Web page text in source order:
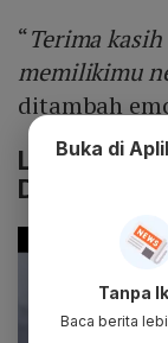
“Terima
memilikimu
ditambah
Lamaran
Dibanjiri
Buka di
Tanpa
Baca berita